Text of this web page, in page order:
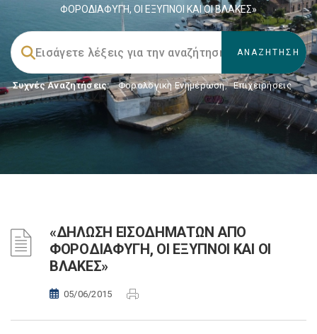
ΦΟΡΟΔΙΑΦΥΓΗ, ΟΙ ΕΞΥΠΝΟΙ ΚΑΙ ΟΙ ΒΛΑΚΕΣ»
Συχνές Αναζητήσεις: Φορολογικη Ενημέρωση, Επιχειρήσεις
«ΔΗΛΩΣΗ ΕΙΣΟΔΗΜΑΤΩΝ ΑΠΟ
ΦΟΡΟΔΙΑΦΥΓΗ, ΟΙ ΕΞΥΠΝΟΙ ΚΑΙ ΟΙ
ΒΛΑΚΕΣ»
05/06/2015